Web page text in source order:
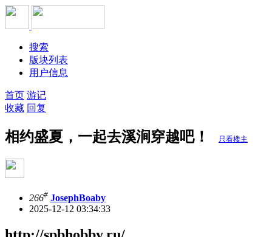
搜索
版块列表
用户信息
首页 游记
收藏 回复
相约盛夏，一起去溪涧穿越吧！ 只看楼主
266# JosephBoaby
2025-12-12 03:34:33